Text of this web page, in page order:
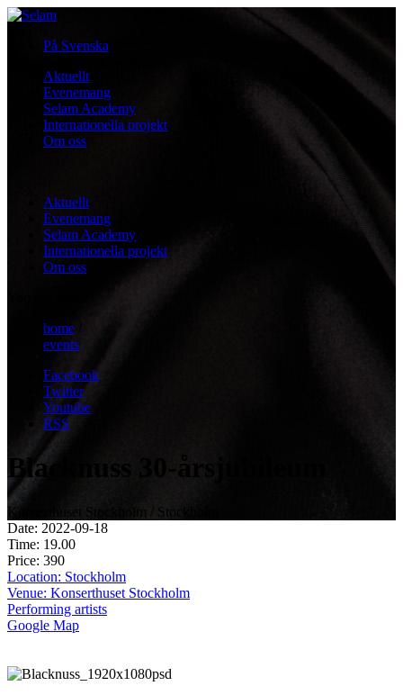
På Svenska
Aktuellt
Evenemang
Selam Academy
Internationella projekt
Om oss
Aktuellt
Evenemang
Selam Academy
Internationella projekt
Om oss
home
events
Facebook
Twitter
Youtube
RSS
Blacknuss 30-årsjubileum
Konserthuset Stockholm / Stockholm
Date: 2022-09-18
Time: 19.00
Price: 390
Location: Stockholm
Venue: Konserthuset Stockholm
Performing artists
Google Map